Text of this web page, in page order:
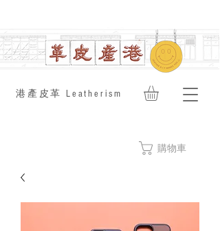
​港產皮革 Leatherism
購物車